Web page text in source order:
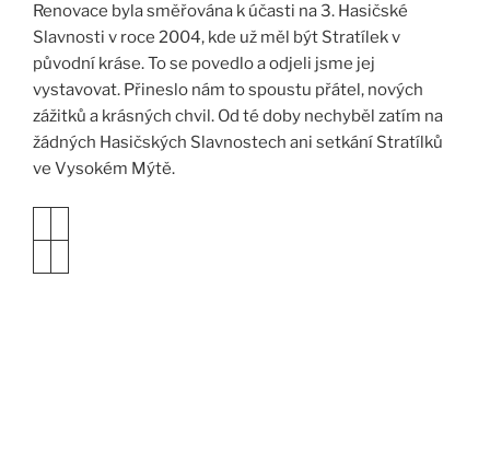
Renovace byla směřována k účasti na 3. Hasičské
Slavnosti v roce 2004, kde už měl být Stratílek v
původní kráse. To se povedlo a odjeli jsme jej
vystavovat. Přineslo nám to spoustu přátel, nových
zážitků a krásných chvil. Od té doby nechyběl zatím na
žádných Hasičských Slavnostech ani setkání Stratílků
ve Vysokém Mýtě.